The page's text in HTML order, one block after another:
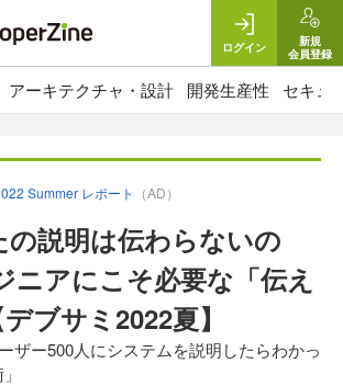
ログイン
新規
会員登録
アーキテクチャ・設計 開発生産性 セキュ
Summer レポート （AD）
説明は伝わらないの
ニアにこそ必要な「伝え
ブサミ2022夏】
ザー500人にシステムを説明したらわかっ